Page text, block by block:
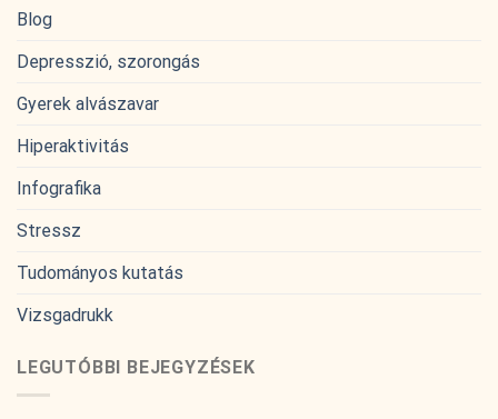
Blog
Depresszió, szorongás
Gyerek alvászavar
Hiperaktivitás
Infografika
Stressz
Tudományos kutatás
Vizsgadrukk
LEGUTÓBBI BEJEGYZÉSEK